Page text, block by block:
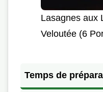
Lasagnes aux
Veloutée (6
Temps de